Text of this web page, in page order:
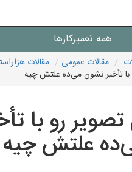
همه تعمیرکارها
های تعمیرات لوازم
مقالات عمومی
مقالات هزاراستاد
تأخیر نشون می‌ده علتش چیه
رو با
علتش چیه